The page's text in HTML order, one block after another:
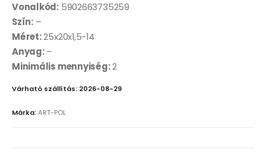
Vonalkód: 5902663735259
Szín:–
Méret:25x20x1,5-14
Anyag:–
Minimális mennyiség:2
Várható szállítás: 2026-08-29
Márka:ART-POL